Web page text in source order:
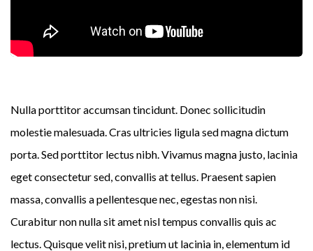
Nulla porttitor accumsan tincidunt. Donec sollicitudin
molestie malesuada. Cras ultricies ligula sed magna dictum
porta. Sed porttitor lectus nibh. Vivamus magna justo, lacinia
eget consectetur sed, convallis at tellus. Praesent sapien
massa, convallis a pellentesque nec, egestas non nisi.
Curabitur non nulla sit amet nisl tempus convallis quis ac
lectus. Quisque velit nisi, pretium ut lacinia in, elementum id